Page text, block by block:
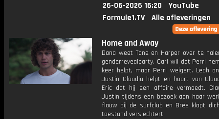
26-06-2026 16:20
YouTube
Formule1.TV
Alle afleveringen
Home and Away
Dana weet Tane en Harper over te
genderrevealparty. Carl wil dat Perri
keer helpt, maar Perri weigert. Leah
Justin Claudia helpt en hoort van
Eric dat hij een affaire vermoedt.
Justin tijdens een bezoek aan haar
flauw bij de surfclub en Bree klapt
toestand verslechtert.